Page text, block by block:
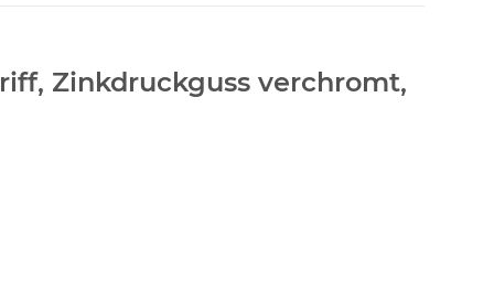
Zinkdruckguss verchromt,